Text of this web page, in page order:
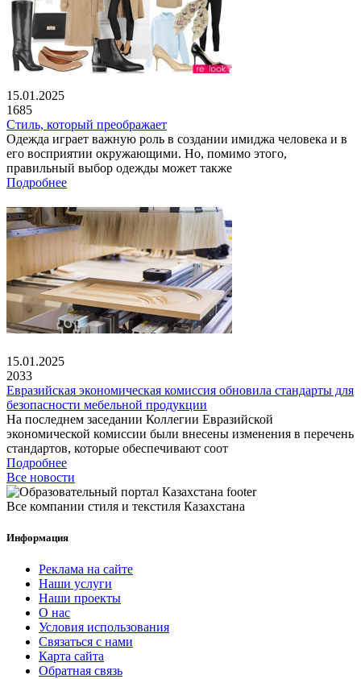
15.01.2025
1685
Стиль, который преображает
Одежда играет важную роль в создании имиджа человека и в
его восприятии окружающими. Но, помимо этого,
правильный выбор одежды может также
Подробнее
15.01.2025
2033
Евразийская экономическая комиссия обновила стандарты для
безопасности мебельной продукции
На последнем заседании Коллегии Евразийской
экономической комиссии были внесены изменения в перечень
стандартов, которые обеспечивают соот
Подробнее
Все новости
Все компании стиля и текстиля Казахстана
Информация
Реклама на сайте
Наши услуги
Наши проекты
О нас
Условия использования
Связаться с нами
Карта сайта
Обратная связь